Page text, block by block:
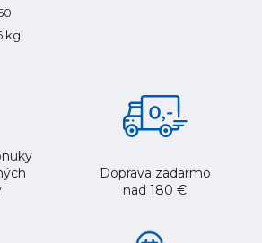
kg
Doprava zadarmo
nad 180 €